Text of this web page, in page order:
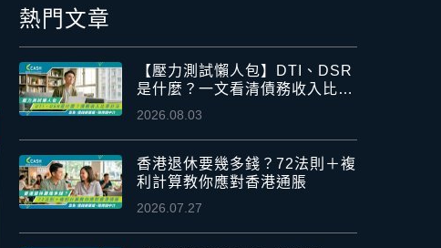
熱門文章
【壓力測試懶人包】DTI、DSR
是什麼？一文看清債務收入比率
計法
2026.08.03
香港退休要幾多錢？72法則＋複
利計算教你應對香港通脹
2026.07.27